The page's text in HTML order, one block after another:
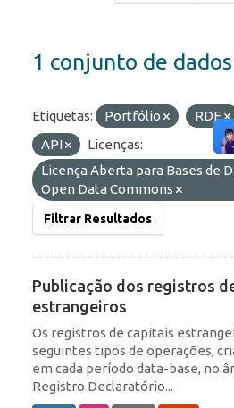
1 conjunto de
Etiquetas: Portfólio RDE
API
Licenças:
Licença Aberta para Bases de
Open Data Commons
Filtrar Resultados
Publicação dos registros
estrangeiros
Os registros de capitais
seguintes tipos de operações,
em cada período data-base, no
Registro Declaratório...